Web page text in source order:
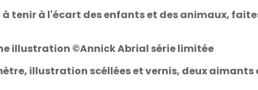
tenir à l'écart des enfants et des animaux,
illustration ©Annick Abrial série limitée
illustration scéllées et vernis, deux